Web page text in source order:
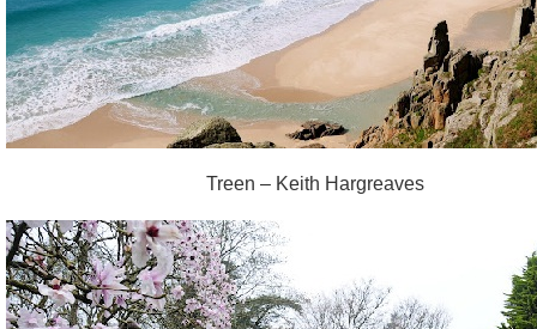
Treen – Keith Hargreaves